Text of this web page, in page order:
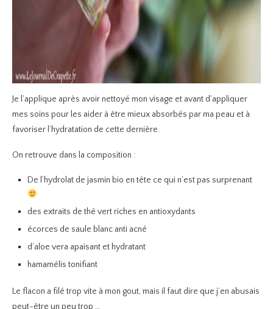
Je l’applique après avoir nettoyé mon visage et avant d’appliquer
mes soins pour les aider à être mieux absorbés par ma peau et à
favoriser l’hydratation de cette dernière.
On retrouve dans la composition :
De l’hydrolat de jasmin bio en tête ce qui n’est pas surprenant
des extraits de thé vert riches en antioxydants
écorces de saule blanc anti acné
d’aloe vera apaisant et hydratant
hamamélis tonifiant
Le flacon a filé trop vite à mon gout, mais il faut dire que j’en abusais
peut-être un peu trop …